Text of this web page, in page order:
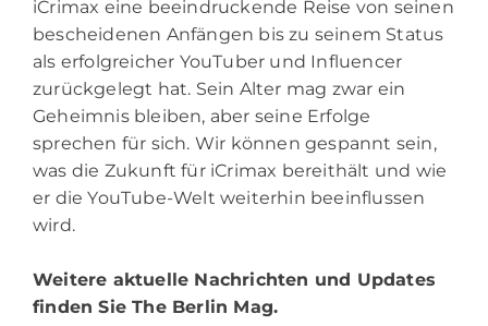
iCrimax eine beeindruckende Reise von seinen
bescheidenen Anfängen bis zu seinem Status
als erfolgreicher YouTuber und Influencer
zurückgelegt hat. Sein Alter mag zwar ein
Geheimnis bleiben, aber seine Erfolge
sprechen für sich. Wir können gespannt sein,
was die Zukunft für iCrimax bereithält und wie
er die YouTube-Welt weiterhin beeinflussen
wird.
Weitere aktuelle Nachrichten und Updates
finden SieThe Berlin Mag.